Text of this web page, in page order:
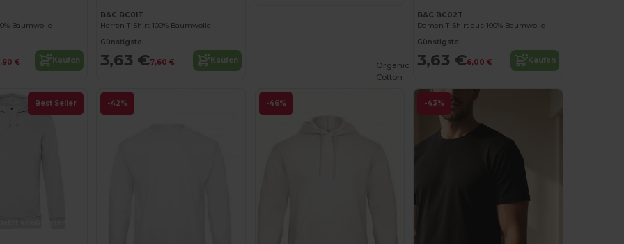
Baumwolle
€ Kaufen
B&C BC01T
Herren T-Shirt 100% Baumwolle
Günstigste:
3,63 €7,60 € Kaufen
B&C BC02T
Damen T-Shirt aus 100% Baumwolle
Günstigste:
3,63 €6,00 € Kaufen
Best Seller -42% -46% -43%
Organic
Cotton